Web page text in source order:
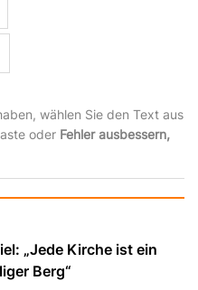
wählen Sie den Text aus
oder Fehler ausbessern,
„Jede Kirche ist ein
Berg“